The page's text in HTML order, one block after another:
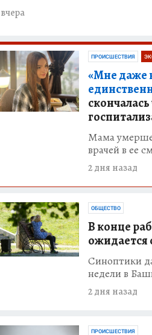
вчера
ПРОИСШЕСТВИЯ
«Мне даже
Мама
врачей в ее
2 дня назад
ОБЩЕСТВО
В конце
ожидается
Синоптики
недели в
2 дня назад
ПРОИСШЕСТВИЯ